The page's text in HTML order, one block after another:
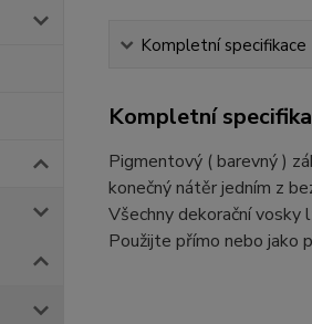
Kompletní specifikace
Kompletní
Pigmentový ( barevný )
konečný nátěr jedním z
Všechny dekorační
Použijte přímo nebo jako